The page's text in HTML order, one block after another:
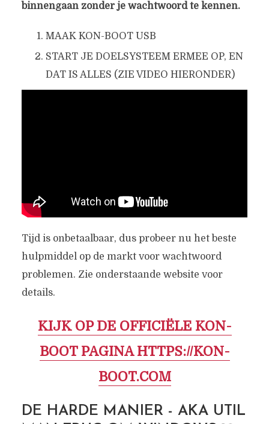
binnengaan zonder je wachtwoord te kennen.
MAAK KON-BOOT USB
START JE DOELSYSTEEM ERMEE OP, EN
DAT IS ALLES (ZIE VIDEO HIERONDER)
Tijd is onbetaalbaar, dus probeer nu het beste
hulpmiddel op de markt voor wachtwoord
problemen. Zie onderstaande website voor
details.
KIJK OP DE OFFICIËLE KON-
BOOT PAGINA HTTPS://KON-
BOOT.COM
DE HARDE MANIER - AKA UTIL